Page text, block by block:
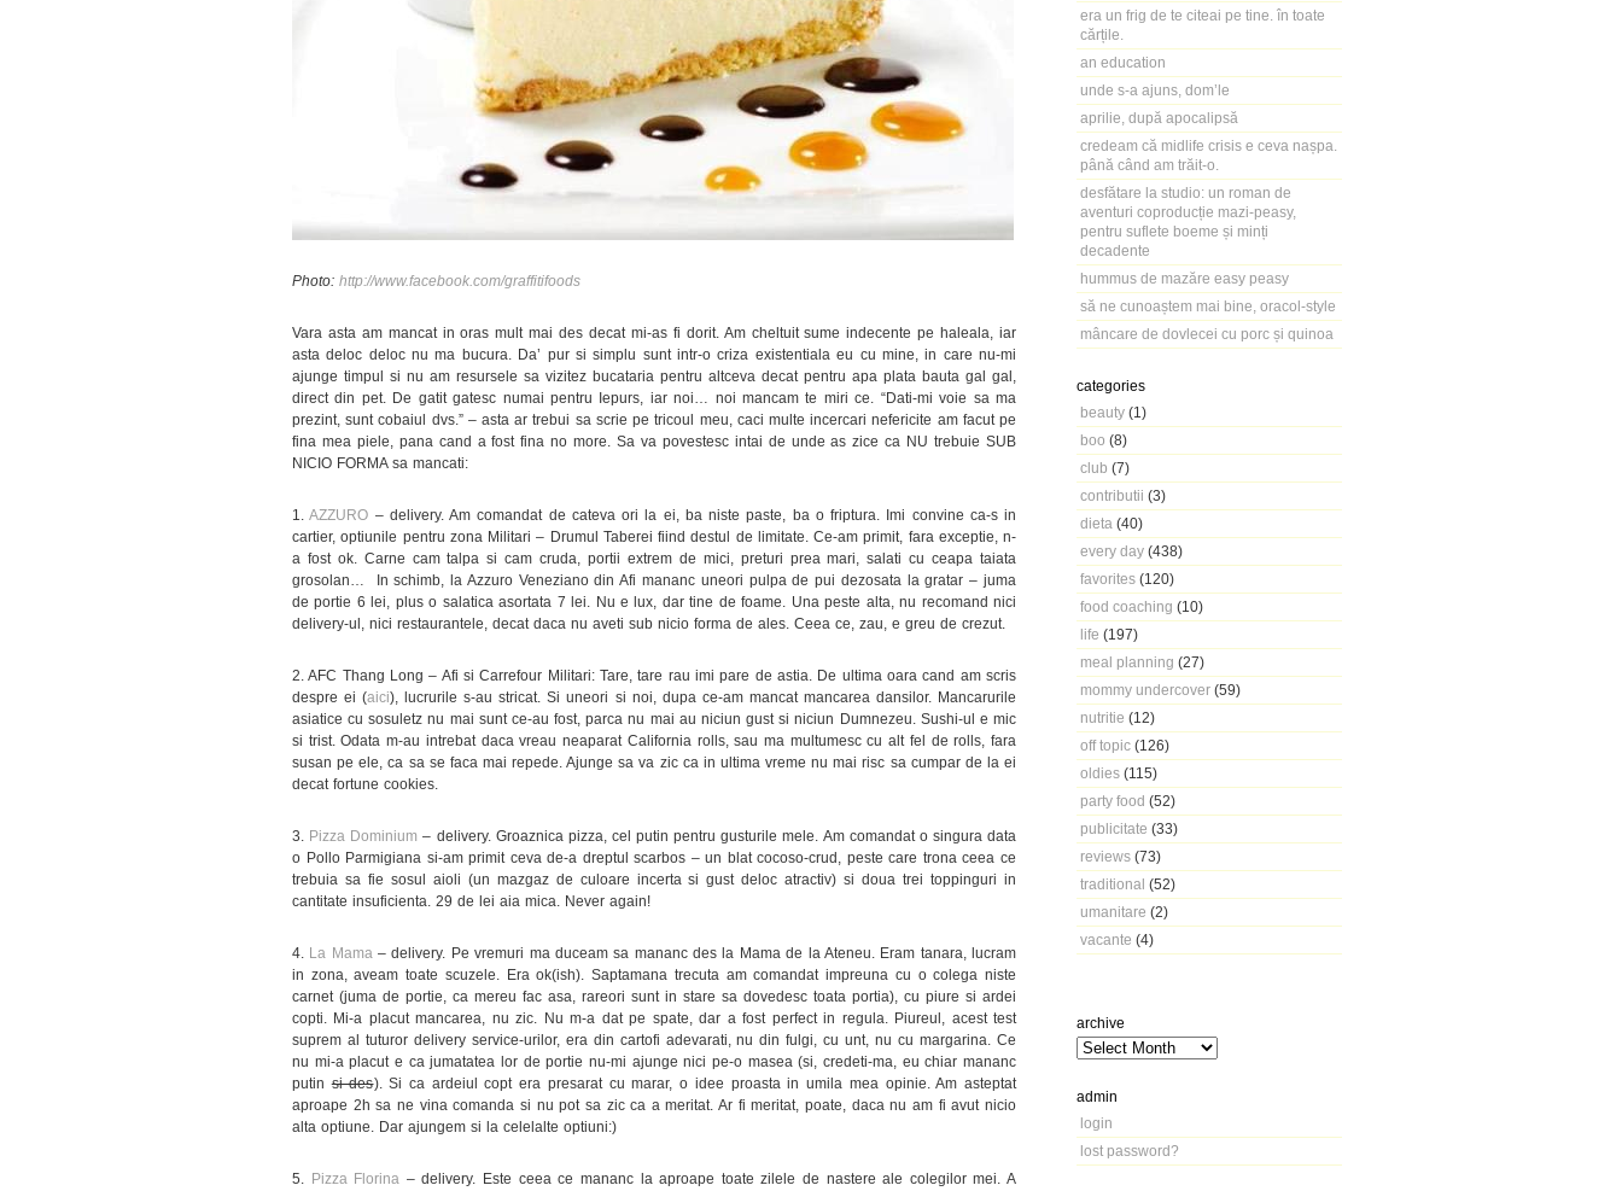
era un frig de te citeai pe tine. în toate
cărțile.
an education
unde s-a ajuns, dom’le
aprilie, după apocalipsă
credeam că midlife crisis e ceva nașpa.
până când am trăit-o.
desfătare la studio: un roman de
aventuri coproducție mazi-peasy,
pentru suflete boeme și minți
decadente
hummus de mazăre easy peasy
să ne cunoaștem mai bine, oracol-style
mâncare de dovlecei cu porc și quinoa
categories
beauty (1)
boo (8)
club (7)
contributii (3)
dieta (40)
every day (438)
favorites (120)
food coaching (10)
life (197)
meal planning (27)
mommy undercover (59)
nutritie (12)
off topic (126)
oldies (115)
party food (52)
publicitate (33)
reviews (73)
traditional (52)
umanitare (2)
vacante (4)
archive
admin
login
lost password?
Photo: http://www.facebook.com/graffitifoods
Vara asta am mancat in oras mult mai des decat mi-as fi dorit. Am cheltuit sume indecente pe haleala, iar
asta deloc deloc nu ma bucura. Da’ pur si simplu sunt intr-o criza existentiala eu cu mine, in care nu-mi
ajunge timpul si nu am resursele sa vizitez bucataria pentru altceva decat pentru apa plata bauta gal gal,
direct din pet. De gatit gatesc numai pentru Iepurs, iar noi… noi mancam te miri ce. “Dati-mi voie sa ma
prezint, sunt cobaiul dvs.” – asta ar trebui sa scrie pe tricoul meu, caci multe incercari nefericite am facut pe
fina mea piele, pana cand a fost fina no more. Sa va povestesc intai de unde as zice ca NU trebuie SUB
NICIO FORMA sa mancati:
1.AZZURO – delivery. Am comandat de cateva ori la ei, ba niste paste, ba o friptura. Imi convine ca-s in
cartier, optiunile pentru zona Militari – Drumul Taberei fiind destul de limitate. Ce-am primit, fara exceptie, n-
a fost ok. Carne cam talpa si cam cruda, portii extrem de mici, preturi prea mari, salati cu ceapa taiata
grosolan… In schimb, la Azzuro Veneziano din Afi mananc uneori pulpa de pui dezosata la gratar – juma
de portie 6 lei, plus o salatica asortata 7 lei. Nu e lux, dar tine de foame. Una peste alta, nu recomand nici
delivery-ul, nici restaurantele, decat daca nu aveti sub nicio forma de ales. Ceea ce, zau, e greu de crezut.
2. AFC Thang Long – Afi si Carrefour Militari: Tare, tare rau imi pare de astia. De ultima oara cand am scris
despre ei (aici), lucrurile s-au stricat. Si uneori si noi, dupa ce-am mancat mancarea dansilor. Mancarurile
asiatice cu sosuletz nu mai sunt ce-au fost, parca nu mai au niciun gust si niciun Dumnezeu. Sushi-ul e mic
si trist. Odata m-au intrebat daca vreau neaparat California rolls, sau ma multumesc cu alt fel de rolls, fara
susan pe ele, ca sa se faca mai repede. Ajunge sa va zic ca in ultima vreme nu mai risc sa cumpar de la ei
decat fortune cookies.
3. Pizza Dominium – delivery. Groaznica pizza, cel putin pentru gusturile mele. Am comandat o singura data
o Pollo Parmigiana si-am primit ceva de-a dreptul scarbos – un blat cocoso-crud, peste care trona ceea ce
trebuia sa fie sosul aioli (un mazgaz de culoare incerta si gust deloc atractiv) si doua trei toppinguri in
cantitate insuficienta. 29 de lei aia mica. Never again!
4. La Mama – delivery. Pe vremuri ma duceam sa mananc des la Mama de la Ateneu. Eram tanara, lucram
in zona, aveam toate scuzele. Era ok(ish). Saptamana trecuta am comandat impreuna cu o colega niste
carnet (juma de portie, ca mereu fac asa, rareori sunt in stare sa dovedesc toata portia), cu piure si ardei
copti. Mi-a placut mancarea, nu zic. Nu m-a dat pe spate, dar a fost perfect in regula. Piureul, acest test
suprem al tuturor delivery service-urilor, era din cartofi adevarati, nu din fulgi, cu unt, nu cu margarina. Ce
nu mi-a placut e ca jumatatea lor de portie nu-mi ajunge nici pe-o masea (si, credeti-ma, eu chiar mananc
putinsi des). Si ca ardeiul copt era presarat cu marar, o idee proasta in umila mea opinie. Am asteptat
aproape 2h sa ne vina comanda si nu pot sa zic ca a meritat. Ar fi meritat, poate, daca nu am fi avut nicio
alta optiune. Dar ajungem si la celelalte optiuni:)
5. Pizza Florina – delivery. Este ceea ce mananc la aproape toate zilele de nastere ale colegilor mei. A